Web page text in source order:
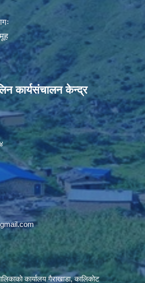
कार्यसंचालन केन्द्र
कार्यालय गैराखाडा, कालिकाेट